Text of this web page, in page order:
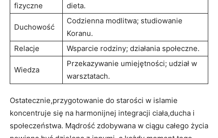
fizyczne
dieta.
Duchowość
Codzienna modlitwa; studiowanie
Koranu.
Relacje
Wsparcie rodziny; działania społeczne.
Wiedza
Przekazywanie umiejętności; udział w
warsztatach.
Ostatecznie,przygotowanie do starości w islamie
koncentruje się na harmonijnej integracji ciała,ducha i
społeczeństwa. Mądrość zdobywana w ciągu całego życia